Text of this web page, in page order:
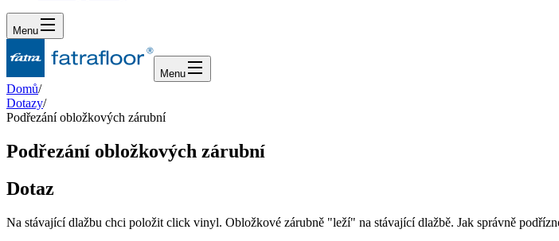
Menu
Menu
Domů/
Dotazy/
Podřezání obložkových zárubní
Podřezání obložkových zárubní
Dotaz
Na stávající dlažbu chci položit click vinyl. Obložkové zárubně "leží" na stávající dlažbě. Jak správně